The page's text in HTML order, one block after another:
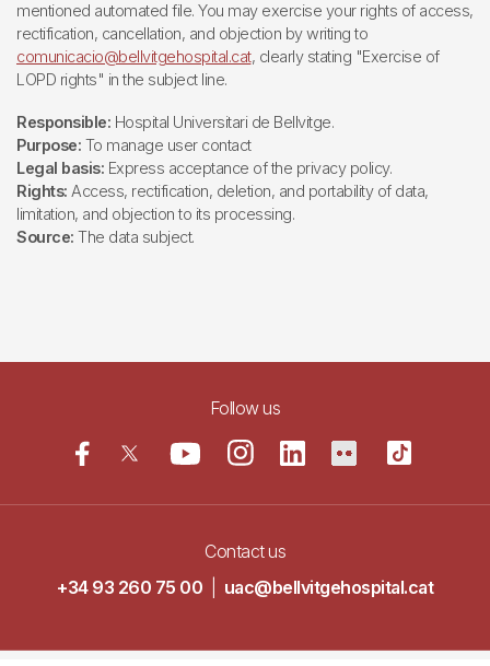
mentioned automated file. You may exercise your rights of access,
rectification, cancellation, and objection by writing to
comunicacio@bellvitgehospital.cat, clearly stating "Exercise of
LOPD rights" in the subject line.
Responsible: Hospital Universitari de Bellvitge.
Purpose: To manage user contact
Legal basis: Express acceptance of the privacy policy.
Rights: Access, rectification, deletion, and portability of data,
limitation, and objection to its processing.
Source: The data subject.
Follow us
Contact us
+34 93 260 75 00
uac@bellvitgehospital.cat